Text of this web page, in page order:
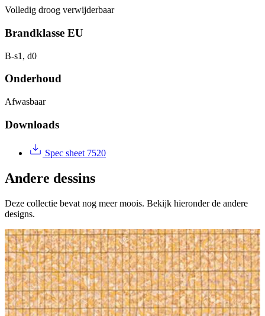
Volledig droog verwijderbaar
Brandklasse EU
B-s1, d0
Onderhoud
Afwasbaar
Downloads
Spec sheet 7520
Andere dessins
Deze collectie bevat nog meer moois. Bekijk hieronder de andere
designs.